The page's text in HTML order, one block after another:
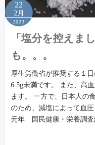
22
2月
2023
「塩分を控えま
も。。。
厚生労働省が推奨する１
6.5g未満です。 また、高
ます。 一方で、日本人の
のため、減塩によって血
元年 国民健康・栄養調